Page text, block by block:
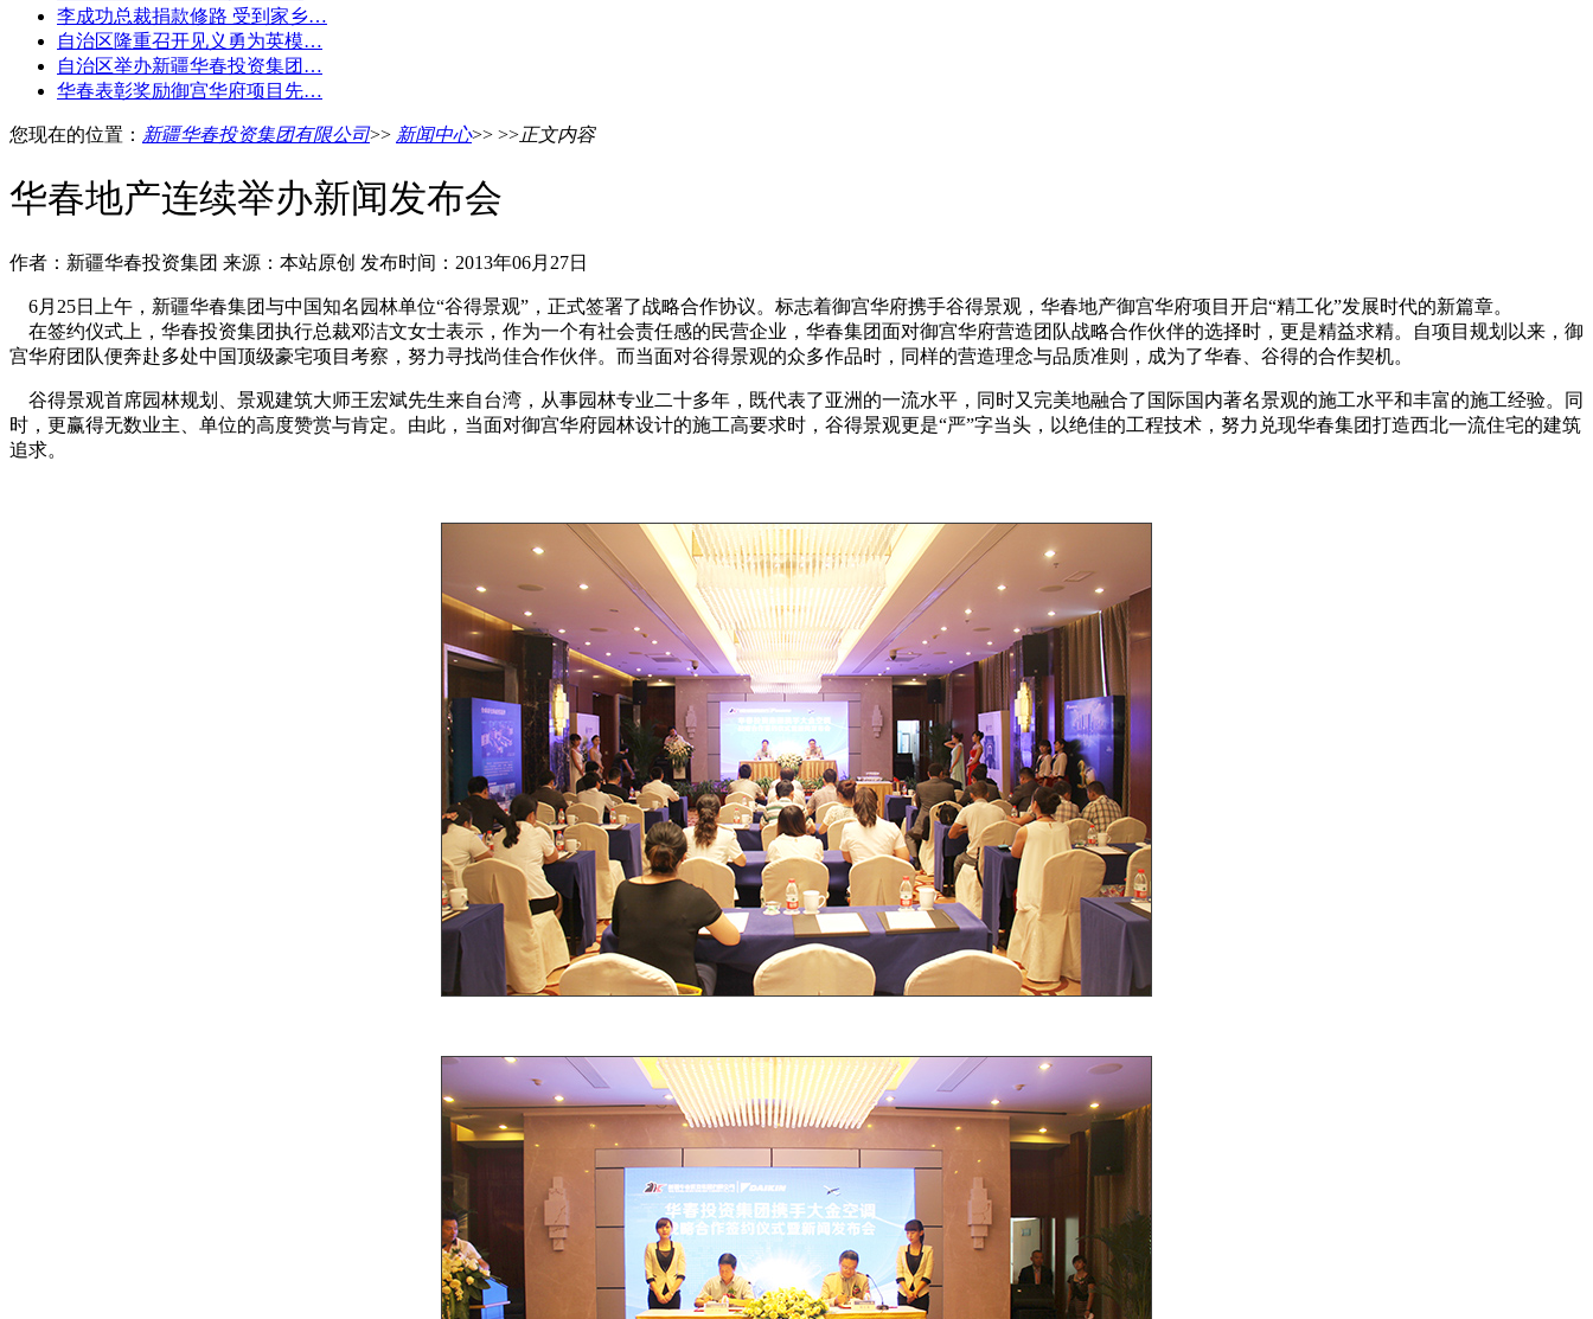
李成功总裁捐款修路 受到家乡…
自治区隆重召开见义勇为英模…
自治区举办新疆华春投资集团…
华春表彰奖励御宫华府项目先…
您现在的位置： 新疆华春投资集团有限公司>> 新闻中心>> >>正文内容
华春地产连续举办新闻发布会
作者：新疆华春投资集团 来源：本站原创 发布时间：2013年06月27日
6月25日上午，新疆华春集团与中国知名园林单位“谷得景观”，正式签署了战略合作协议。标志着御宫华府携手谷得景观，华春地产御宫华府项目开启“精工化”发展时代的新篇章。
在签约仪式上，华春投资集团执行总裁邓洁文女士表示，作为一个有社会责任感的民营企业，华春集团面对御宫华府营造团队战略合作伙伴的选择时，更是精益求精。自项目规划以来，御
宫华府团队便奔赴多处中国顶级豪宅项目考察，努力寻找尚佳合作伙伴。而当面对谷得景观的众多作品时，同样的营造理念与品质准则，成为了华春、谷得的合作契机。
谷得景观首席园林规划、景观建筑大师王宏斌先生来自台湾，从事园林专业二十多年，既代表了亚洲的一流水平，同时又完美地融合了国际国内著名景观的施工水平和丰富的施工经验。同
时，更赢得无数业主、单位的高度赞赏与肯定。由此，当面对御宫华府园林设计的施工高要求时，谷得景观更是“严”字当头，以绝佳的工程技术，努力兑现华春集团打造西北一流住宅的建筑
追求。